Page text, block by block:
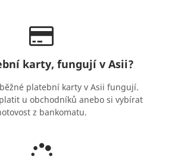
karty, fungují v Asii?
platební karty v Asii fungují.
u obchodníků anebo si vybírat
z bankomatu.